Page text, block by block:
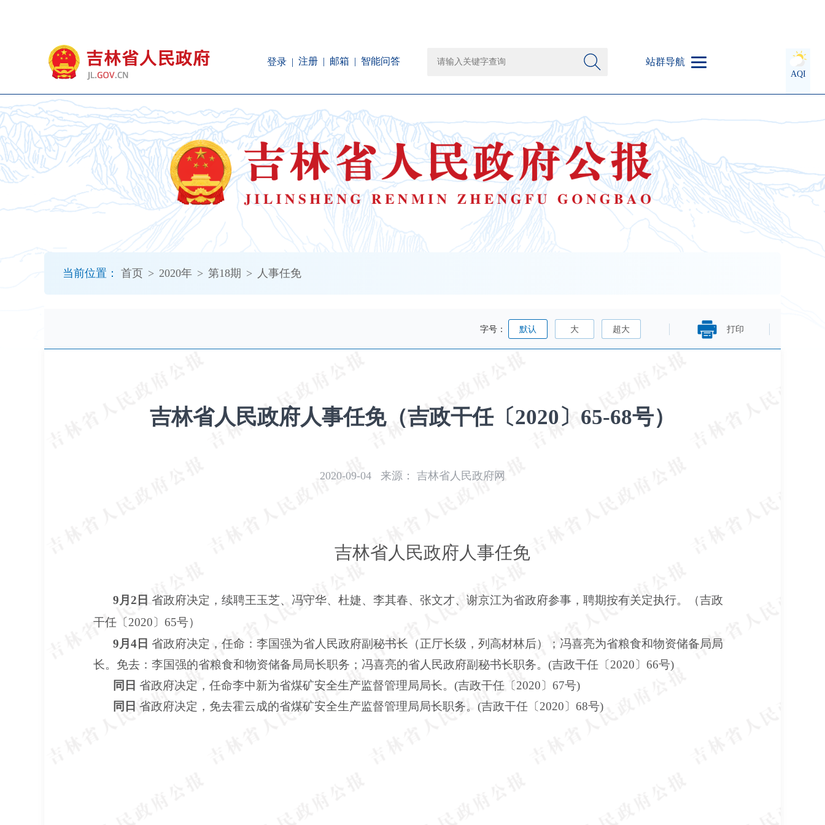
登录 注册 邮箱 智能问答 站群导航
AQI
当前位置： 首页 > 2020年 > 第18期 > 人事任免
打印
字号： 默认 大 超大
吉林省人民政府人事任免（吉政干任〔2020〕65-68号）
2020-09-04 来源： 吉林省人民政府网
吉林省人民政府人事任免
9月2日 省政府决定，续聘王玉芝、冯守华、杜婕、李其春、 张文才、谢京江为省政府参事，聘期按有关定执行。（吉政
干任〔2020〕65号）
9月4日 省政府决定，任命：李国强为省人民政府副秘书长（正厅长级，列高材林后）；冯喜亮为省粮食和物资储备局局
长。免去：李国强的省粮食和物资储备局局长职务；冯喜亮的省人民政府副秘书长职务。(吉政干任〔2020〕66号)
同日 省政府决定，任命李中新为省煤矿安全生产监督管理局局长。(吉政干任〔2020〕67号)
同日 省政府决定，免去霍云成的省煤矿安全生产监督管理局局长职务。(吉政干任〔2020〕68号)
障
碍
说
明
页
面,
按
加